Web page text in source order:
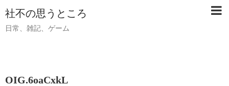
社不の思うところ
日常、雑記、ゲーム
OIG.6oaCxkL